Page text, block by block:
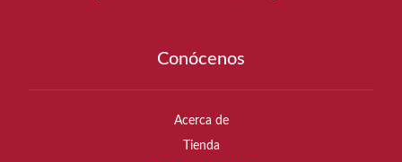
Conócenos
Acerca de
Tienda